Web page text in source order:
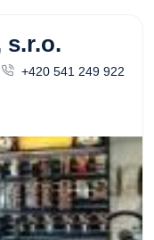
s.r.o.
+420 541 249 922